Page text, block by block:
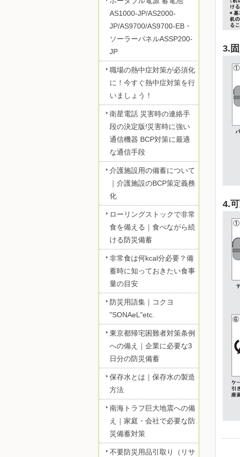
3.
4.
AS1000-JP/AS2000-
JP/AS9700/AS9700-EB・
ソーラーパネルASSP200-
JP
職場の熱中症対策が必須化
に！今すぐ熱中症対策を行
いましょう！
衛星電話 災害時の連絡手
段の決定版!災害時に強い
通信機器 BCP対策に最適
な通信手段
介護施設用の備蓄について
｜介護施設のBCP策定義務
化
ローリングストックで非常
食を備える｜食べながら続
ける防災備蓄
非常食は何kcal分必要？備
蓄時に知っておきたい食事
量の目安
防災用語集｜コクヨ
"SONAeL"etc.
東京都帰宅困難者対策条例
への備え｜企業に必要な3
日分の防災備蓄
保存水とは｜保存水の製造
方法
南海トラフ巨大地震への備
え｜家庭・会社で必要な防
災備蓄対策
不要防災用品引取り（リサ